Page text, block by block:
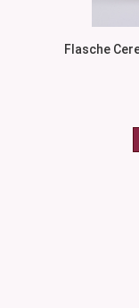
Flasche